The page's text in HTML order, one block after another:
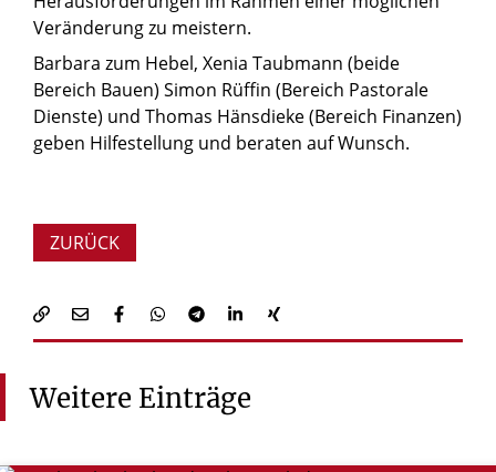
Veränderung zu meistern.
Barbara zum Hebel, Xenia Taubmann (beide
Bereich Bauen) Simon Rüffin (Bereich Pastorale
Dienste) und Thomas Hänsdieke (Bereich Finanzen)
geben Hilfestellung und beraten auf Wunsch.
ZURÜCK
Weitere Einträge